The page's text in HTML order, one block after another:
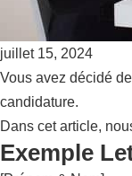
juillet 15, 2024
Vous avez décidé
candidature.
Dans cet article,
Exemple